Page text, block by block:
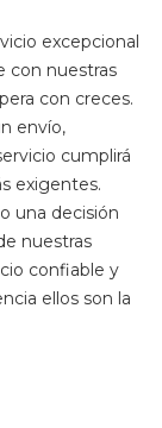
excepcional
con nuestras
con creces.
envío,
cumplirá
exigentes.
una decisión
nuestras
confiable y
ellos son la